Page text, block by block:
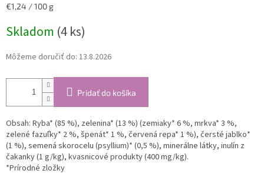
Jednotková
€1,24 / 100 g
Skladom (4 ks)
Môžeme doručiť do: 13.8.2026
Pridať do košíka
Obsah: Ryba* (85 %), zelenina* (13 %) (zemiaky* 6 %, mrkva* 3 %,
zelené fazuľky* 2 %, špenát* 1 %, červená repa* 1 %), čersté jablko*
(1 %), semená skorocelu (psyllium)* (0,5 %), minerálne látky, inulín z
čakanky (1 g/kg), kvasnicové produkty (400 mg/kg).
*Prírodné zložky